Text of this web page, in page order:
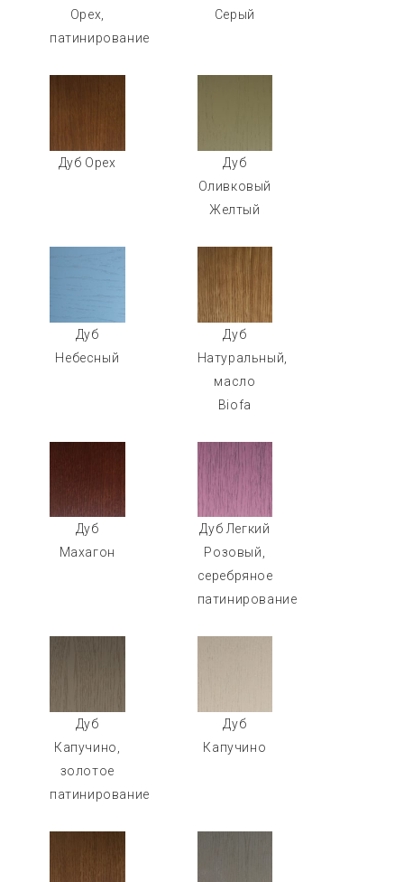
Орех,
патинирование
Серый
Дуб Орех
Дуб
Оливковый
Желтый
Дуб
Небесный
Дуб
Натуральный,
масло
Biofa
Дуб
Махагон
Дуб Легкий
Розовый,
серебряное
патинирование
Дуб
Капучино,
золотое
патинирование
Дуб
Капучино